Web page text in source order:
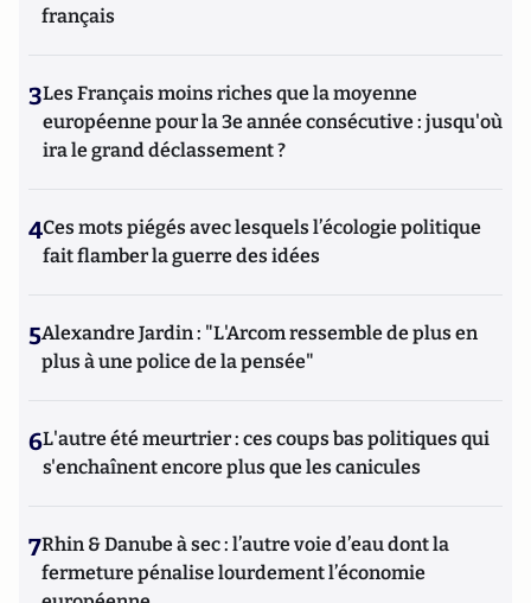
français
3Les Français moins riches que la moyenne
européenne pour la 3e année consécutive : jusqu'où
ira le grand déclassement ?
4Ces mots piégés avec lesquels l’écologie politique
fait flamber la guerre des idées
5Alexandre Jardin : "L'Arcom ressemble de plus en
plus à une police de la pensée"
6L'autre été meurtrier : ces coups bas politiques qui
s'enchaînent encore plus que les canicules
7Rhin & Danube à sec : l’autre voie d’eau dont la
fermeture pénalise lourdement l’économie